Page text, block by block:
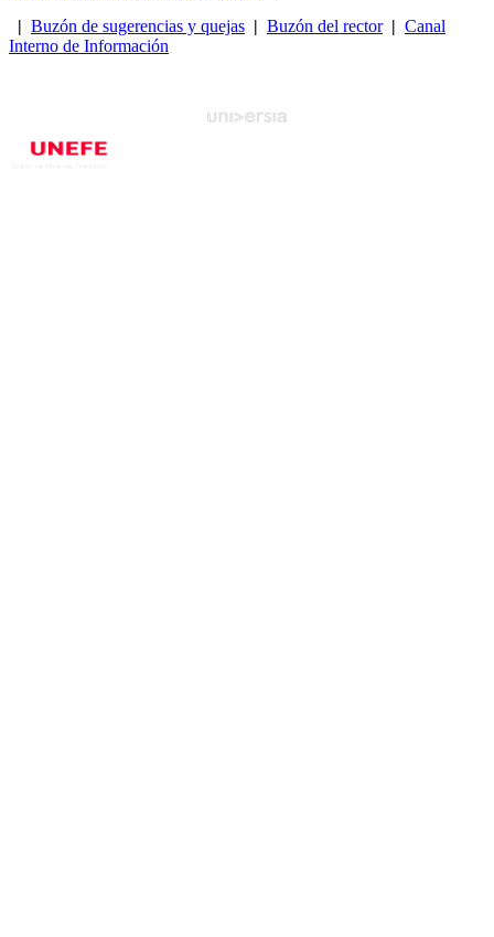
| Buzón de sugerencias y quejas | Buzón del rector| Canal
Interno de Información